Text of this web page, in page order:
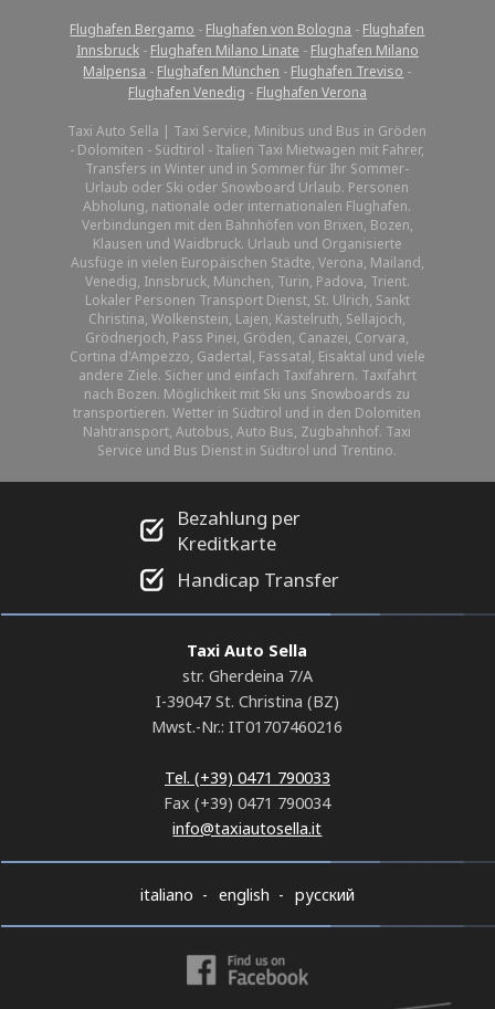
Flughafen Bergamo - Flughafen von Bologna - Flughafen
Innsbruck- Flughafen Milano Linate - Flughafen Milano
Malpensa - Flughafen München - Flughafen Treviso -
Flughafen Venedig - Flughafen Verona
Taxi Auto Sella | Taxi Service, Minibus und Bus in Gröden
- Dolomiten - Südtirol - Italien Taxi Mietwagen mit Fahrer,
Transfers in Winter und in Sommer für Ihr Sommer-
Urlaub oder Ski oder Snowboard Urlaub. Personen
Abholung, nationale oder internationalen Flughafen.
Verbindungen mit den Bahnhöfen von Brixen, Bozen,
Klausen und Waidbruck. Urlaub und Organisierte
Ausfüge in vielen Europäischen Städte, Verona, Mailand,
Venedig, Innsbruck, München, Turin, Padova, Trient.
Lokaler Personen Transport Dienst, St. Ulrich, Sankt
Christina, Wolkenstein, Lajen, Kastelruth, Sellajoch,
Grödnerjoch, Pass Pinei, Gröden, Canazei, Corvara,
Cortina d'Ampezzo, Gadertal, Fassatal, Eisaktal und viele
andere Ziele. Sicher und einfach Taxifahrern. Taxifahrt
nach Bozen. Möglichkeit mit Ski uns Snowboards zu
transportieren. Wetter in Südtirol und in den Dolomiten
Nahtransport, Autobus, Auto Bus, Zugbahnhof. Taxi
Service und Bus Dienst in Südtirol und Trentino.
Bezahlung per
Kreditkarte
Handicap Transfer
Taxi Auto Sella
str. Gherdeina 7/A
I-39047 St. Christina (BZ)
Mwst.-Nr.: IT01707460216
Tel. (+39) 0471 790033
Fax (+39) 0471 790034
info@taxiautosella.it
italiano english русский